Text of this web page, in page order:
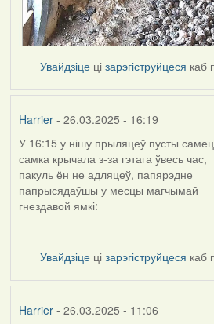
Увайдзіце цізарэгіструйцеся каб
Harrier- 26.03.2025 - 16:19
У 16:15 у нішу прыляцеў пусты самец
самка крычала з-за гэтага ўвесь час,
пакуль ён не адляцеў, папярэдне
папрысядаўшы у месцы магчымай
гнездавой ямкі:
Увайдзіце цізарэгіструйцеся каб
Harrier- 26.03.2025 - 11:06